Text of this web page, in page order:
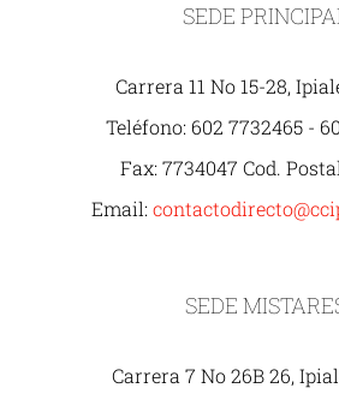
SEDE
Carrera 11 No 15-28,
Teléfono: 602 7732465 -
Fax: 7734047 Cod.
Email:
SEDE
Carrera 7 No 26B 26,